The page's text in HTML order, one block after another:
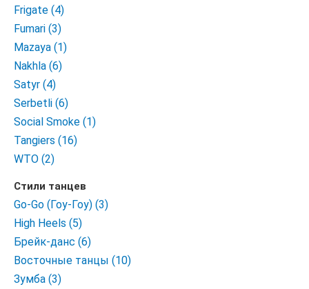
Frigate (4)
Fumari (3)
Mazaya (1)
Nakhla (6)
Satyr (4)
Serbetli (6)
Social Smoke (1)
Tangiers (16)
WTO (2)
Стили танцев
Go-Go (Гоу-Гоу) (3)
High Heels (5)
Брейк-данс (6)
Восточные танцы (10)
Зумба (3)